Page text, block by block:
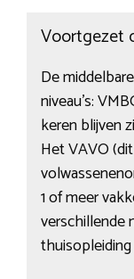
Voortgezet
De
niveau’s:
keren blijven
Het VAVO
1 of meer
verschillende